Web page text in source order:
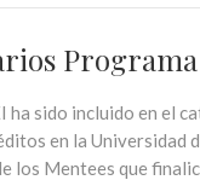
ha sido incluido en el
en la Universidad
los Mentees que